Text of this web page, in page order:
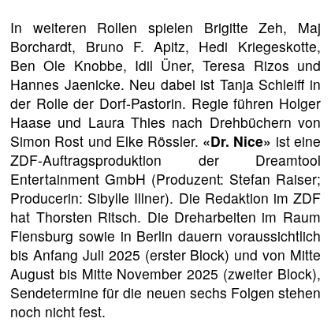
In weiteren Rollen spielen Brigitte Zeh, Maj
Borchardt, Bruno F. Apitz, Hedi Kriegeskotte,
Ben Ole Knobbe, Idil Üner, Teresa Rizos und
Hannes Jaenicke. Neu dabei ist Tanja Schleiff in
der Rolle der Dorf-Pastorin. Regie führen Holger
Haase und Laura Thies nach Drehbüchern von
Simon Rost und Elke Rössler. «Dr. Nice» ist eine
ZDF-Auftragsproduktion der Dreamtool
Entertainment GmbH (Produzent: Stefan Raiser;
Producerin: Sibylle Illner). Die Redaktion im ZDF
hat Thorsten Ritsch. Die Dreharbeiten im Raum
Flensburg sowie in Berlin dauern voraussichtlich
bis Anfang Juli 2025 (erster Block) und von Mitte
August bis Mitte November 2025 (zweiter Block),
Sendetermine für die neuen sechs Folgen stehen
noch nicht fest.